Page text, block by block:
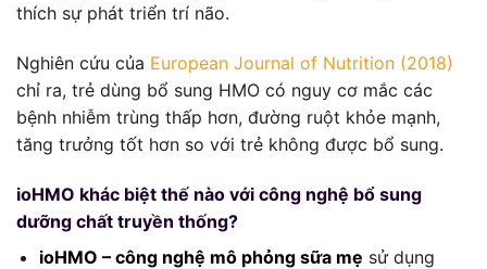
thích sự phát triển trí não.
Nghiên cứu của European Journal of Nutrition (2018)
chỉ ra, trẻ dùng bổ sung HMO có nguy cơ mắc các
bệnh nhiễm trùng thấp hơn, đường ruột khỏe mạnh,
tăng trưởng tốt hơn so với trẻ không được bổ sung.
ioHMO khác biệt thế nào với công nghệ bổ sung
dưỡng chất truyền thống?
ioHMO – công nghệ mô phỏng sữa mẹ sử dụng